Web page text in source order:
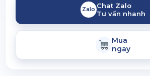
Zalo Chat Zalo
Tư vấn nhanh
Mua
ngay